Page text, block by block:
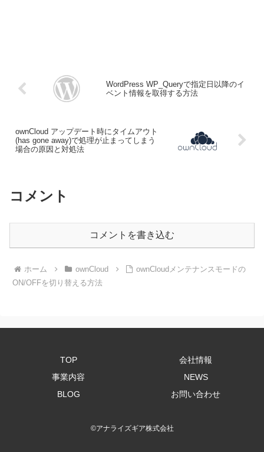
WordPress WP_Queryで指定日以降のイ
ベント情報を取得する方法
ownCloud アップデート時にタイムアウト
(has gone away)で処理が止まってしまう
場合の原因と対処法
コメント
コメントを書き込む
ホーム ownCloud
ownCloudメンテナンスモードの
ON/OFFを切り替える方法
TOP
会社情報
事業内容
NEWS
BLOG
お問い合わせ
©アナライズギア株式会社